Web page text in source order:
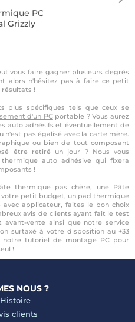
PC
Grizzly
vous faire gagner plusieurs degrés
alors n'hésitez pas à faire ce petit
!
plus spécifiques tels que ceux se
d'un PCportable ? Vous aurez
auto adhésifs et éventuellement de
n'est pas égalisé avec la carte mère.
ou bien de tout composant
être retiré un jour ? Nous vous
auto adhésive qui fixera
!
thermique pas chère, une Pâte
petit budget, un pad thermique
applicateur, faites le bon choix
avis de clients ayant fait le test
vente ainsi que notre service
surtaxé à votre disposition au +33
notre tutoriel de montage PC pour
!
NOUS ?
clients